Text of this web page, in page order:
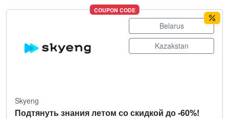
COUPON CODE
Belarus
Kazakstan
Skyeng
Подтянуть знания летом со скидкой до -60%!